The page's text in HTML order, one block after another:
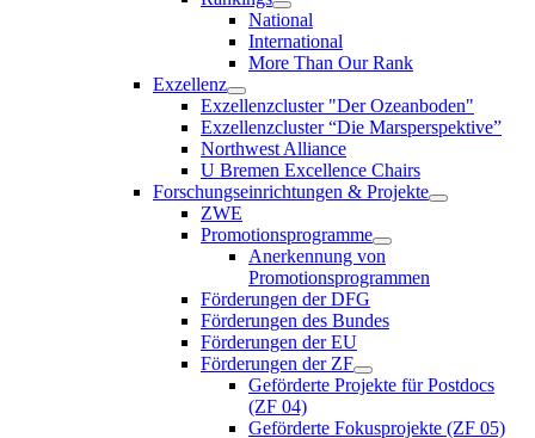
National
International
More Than Our Rank
Exzellenz
Exzellenzcluster "Der Ozeanboden"
Exzellenzcluster “Die Marsperspektive”
Northwest Alliance
U Bremen Excellence Chairs
Forschungseinrichtungen & Projekte
ZWE
Promotionsprogramme
Anerkennung von
Promotionsprogrammen
Förderungen der DFG
Förderungen des Bundes
Förderungen der EU
Förderungen der ZF
Geförderte Projekte für Postdocs
(ZF 04)
Geförderte Fokusprojekte (ZF 05)